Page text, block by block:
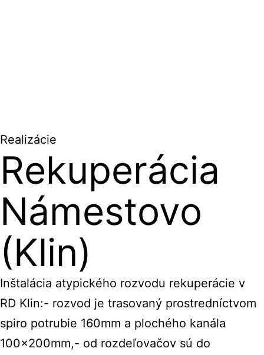
Realizácie
Rekuperácia
Námestovo
(Klin)
Inštalácia atypického rozvodu rekuperácie v
RD Klin:- rozvod je trasovaný prostredníctvom
spiro potrubie 160mm a plochého kanála
100x200mm,- od rozdeľovačov sú do